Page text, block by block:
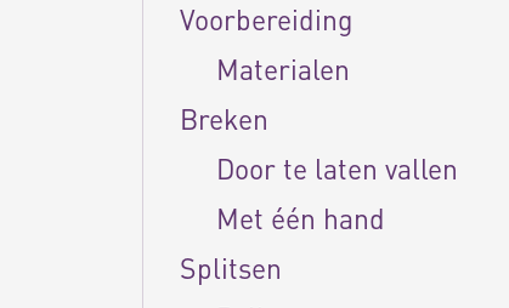
Voorbereiding
Materialen
Breken
Door te laten vallen
Met één hand
Splitsen